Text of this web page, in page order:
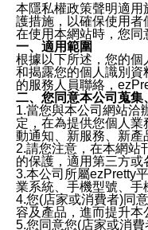
本隱私權政策聲明適用
護措施，以確保使用者
在使用本網站時，您同
一、適用範圍
根據以下所述，您的
和揭露您的個人識別資
的服務人員聯絡，
二、您同意本公司蒐
1.當您與本公司網站洽
定，在為提供您個人
動通知、新服務、新產
2.請您注意，在本網站
的保護，適用第三方
3.本公司所屬ezPretty
業系統、手機型號、手
4.您(店家或消費者)同
容及產品，進而提升本
5.您同意您(店家或消